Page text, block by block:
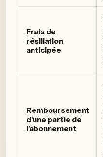
Frais de
résiliation
anticipée
Remboursement
d’une partie de
l’abonnement